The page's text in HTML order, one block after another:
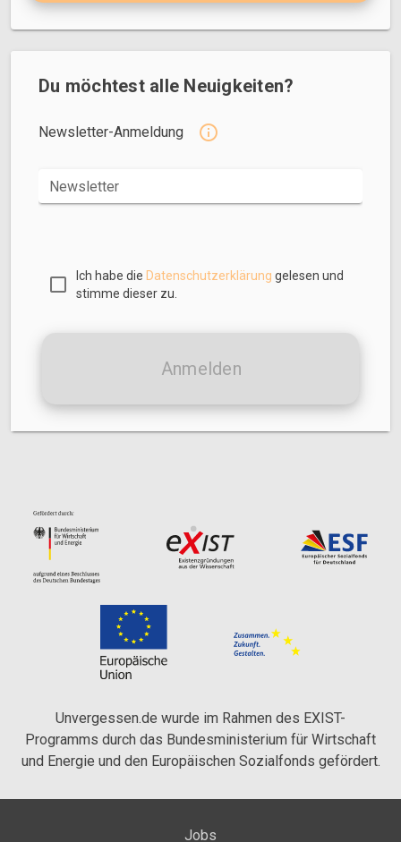
Du möchtest alle Neuigkeiten?
Newsletter-Anmeldung
Newsletter
Ich habe die Datenschutzerklärung gelesen und
stimme dieser zu.
Anmelden
Unvergessen.de wurde im Rahmen des EXIST-
Programms durch das Bundesministerium für Wirtschaft
und Energie und den Europäischen Sozialfonds gefördert.
Jobs